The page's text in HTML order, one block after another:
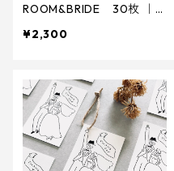
ROOM&BRIDE 30枚 ｜
¥2,300